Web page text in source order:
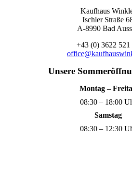
Kaufhaus
Ischler Straße
A-8990 Bad
+43 (0) 3622 521
Unsere
Montag –
08:30 – 18:00
Samstag
08:30 – 12:30